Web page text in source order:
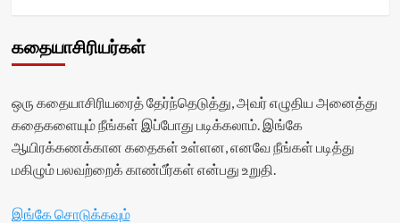
கதையாசிரியர்கள்
ஒரு கதையாசிரியரைத் தேர்ந்தெடுத்து, அவர் எழுதிய அனைத்து
கதைகளையும் நீங்கள் இப்போது படிக்கலாம். இங்கே
ஆயிரக்கணக்கான கதைகள் உள்ளன, எனவே நீங்கள் படித்து
மகிழும் பலவற்றைக் காண்பீர்கள் என்பது உறுதி.
இங்கே சொடுக்கவும்